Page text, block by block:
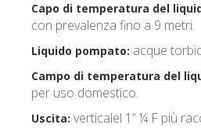
Capo di temperatura del
con prevalenza fino a 9 metri.
Liquido pompato: acque
Campo di temperatura del
per uso domestico.
Uscita: verticalel 1” ¼ F più